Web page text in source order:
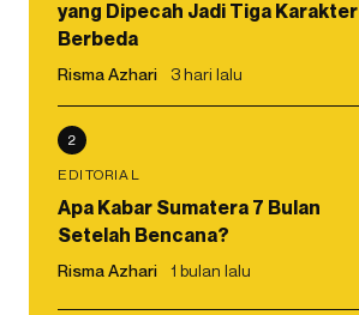
yang Dipecah Jadi Tiga Karakter
Berbeda
Risma Azhari 3 hari lalu
2
EDITORIAL
Apa Kabar Sumatera 7 Bulan
Setelah Bencana?
Risma Azhari 1 bulan lalu